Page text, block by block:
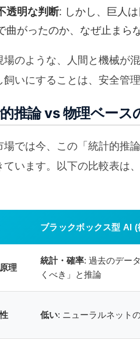
透明な判断: しかし、巨人
曲がったのか、なぜ止まら
場のような、人間と機械が
飼いにすることは、安全管
推論 vs 物理ベース
場では今、この「統計的推
ています。以下の比較表は
ブラックボックス型 AI
理
統計・確率: 過去のデー
くべき」と推論
低い: ニューラルネット